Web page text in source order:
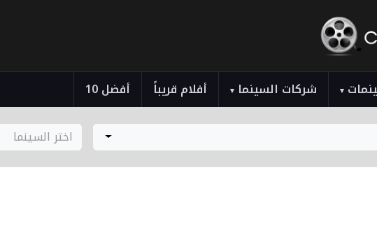
▾ شركات السينما ▾ أفلام قريباً أفضل 10
اختر السينما